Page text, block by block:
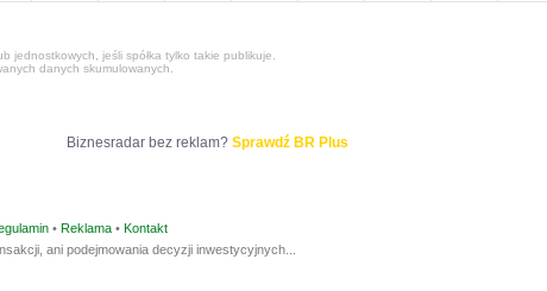
jednostkowych, jeśli spółka tylko takie publikuje.
danych skumulowanych.
Biznesradar bez reklam? Sprawdź BR Plus
• Reklama • Kontakt
ani podejmowania decyzji inwestycyjnych...